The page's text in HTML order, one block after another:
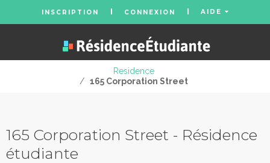
INSCRIPTION CONNEXION AIDE
Residence
/ 165 Corporation Street
165 Corporation Street - Résidence
étudiante